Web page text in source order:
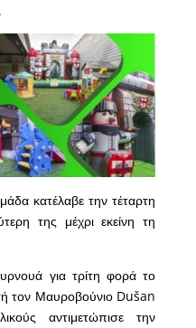
κατέλαβε την τέταρτη
της μέχρι εκείνη τη
για τρίτη φορά το
τον Μαυροβούνιο Dušan
αντιμετώπισε την